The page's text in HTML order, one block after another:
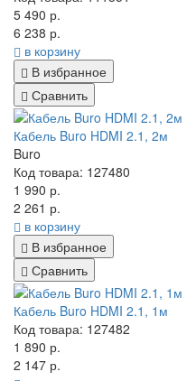
5 490 р.
6 238 р.
в корзину
В избранное
Сравнить
Кабель Buro HDMI 2.1, 2м
Buro
Код товара: 127480
1 990 р.
2 261 р.
в корзину
В избранное
Сравнить
Кабель Buro HDMI 2.1, 1м
Код товара: 127482
1 890 р.
2 147 р.